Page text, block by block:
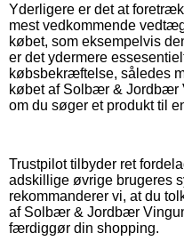
Yderligere er det at
mest vedkommende
købet, som eksempelvis
er det ydermere
købsbekræftelse, således
købet af Solbær & Jordbær
om du søger et produkt til
Trustpilot tilbyder ret
adskillige øvrige brugeres
rekommanderer vi, at du
af Solbær & Jordbær
færdiggør din shopping.